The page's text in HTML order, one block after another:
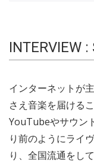
INTERVIEW
インターネットが
さえ音楽を届ける
YouTubeやサウン
り前のようにライ
り、全国流通をし